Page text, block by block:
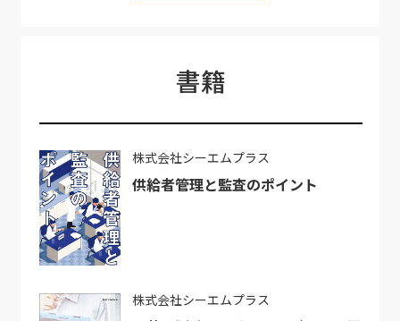
書籍
株式会社シーエムプラス
供給者管理と監査のポイント
株式会社シーエムプラス